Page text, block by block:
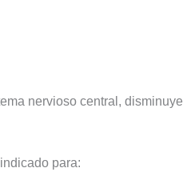
nervioso central,
para: